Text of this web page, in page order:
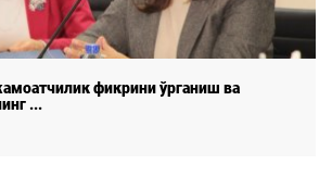
Коррупция – жамоатчилик фикри